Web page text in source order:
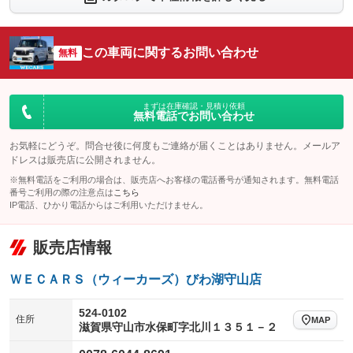
：装備なし ：装備なし
サイドカメラ
：装備なし ルーフレール
：装備なし
：装備なし
：装備なし
無料 この車両に関するお問い合わせ
まずは在庫確認・見積り依頼
無料電話でお問い合わせ
お気軽にどうぞ。問合せ後に何度もご連絡が届くことはありません。メールア
ドレスは販売店に公開されません。
※無料電話をご利用の場合は、販売店へお客様の電話番号が通知されます。無料電話
番号ご利用の際の注意点は こちら
IP電話、ひかり電話からはご利用いただけません。
販売店情報
ＷＥＣＡＲＳ（ウィーカーズ）びわ湖守山店
住所
524-0102
滋賀県守山市水保町字北川１３５１－２
MAP